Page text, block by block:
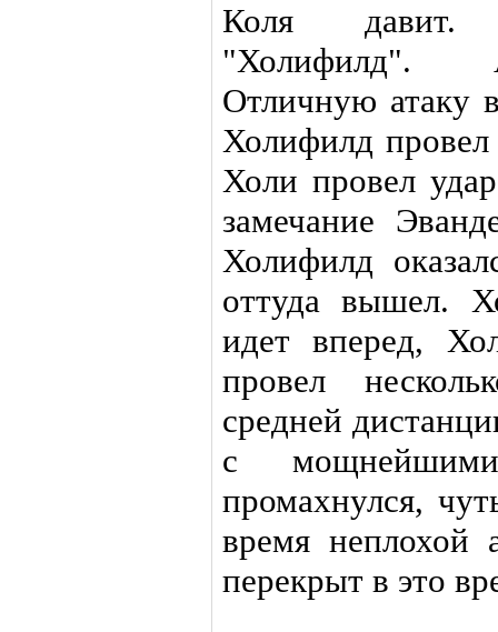
Коля давит.
"Холифилд".
Отличную атаку
Холифилд провел
Холи провел
замечание
Холифилд
оттуда вышел.
идет вперед,
провел
средней
с
промахнулся,
время неплохой
перекрыт в это